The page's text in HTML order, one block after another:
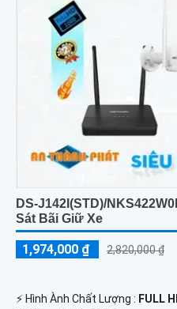
DS-J142I(STD)/
Sát Bãi Giữ Xe
1,974,000 ₫ 2,820,000 ₫
️⚡ Hình Ành Chất Lượng : FULL